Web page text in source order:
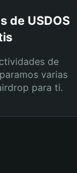
de USDOS
de
varias
para ti.